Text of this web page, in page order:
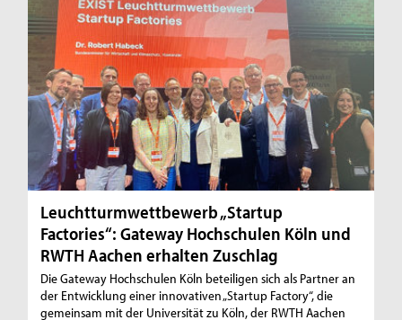
Leuchtturmwettbewerb „Startup
Factories“: Gateway Hochschulen Köln und
RWTH Aachen erhalten Zuschlag
Die Gateway Hochschulen Köln beteiligen sich als Partner an
der Entwicklung einer innovativen „Startup Factory“, die
gemeinsam mit der Universität zu Köln, der RWTH Aachen